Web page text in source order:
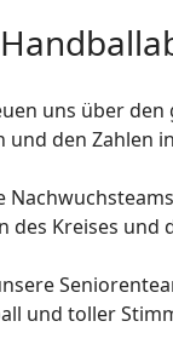
uns über
und den Zahlen
des Kreises und
und toller